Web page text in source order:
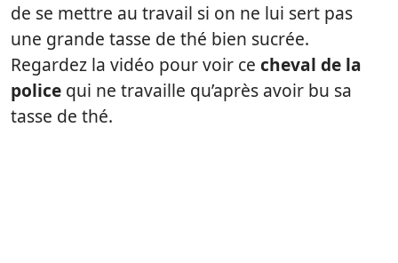
de se mettre au travail si on ne lui sert pas
une grande tasse de thé bien sucrée.
Regardez la vidéo pour voir ce cheval de la
police qui ne travaille qu’après avoir bu sa
tasse de thé.